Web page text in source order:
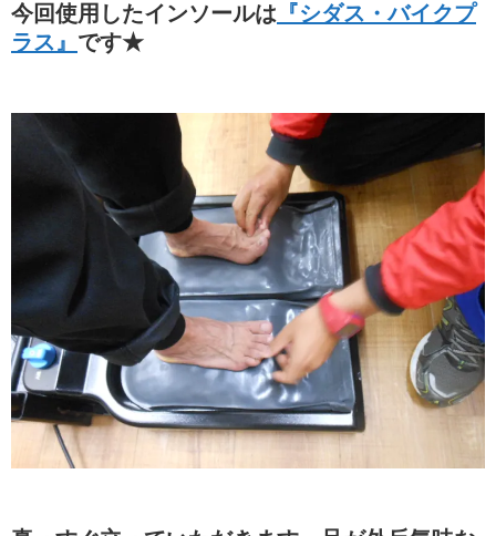
今回使用したインソールは 『シダス・バイクプ
ラス』 です★